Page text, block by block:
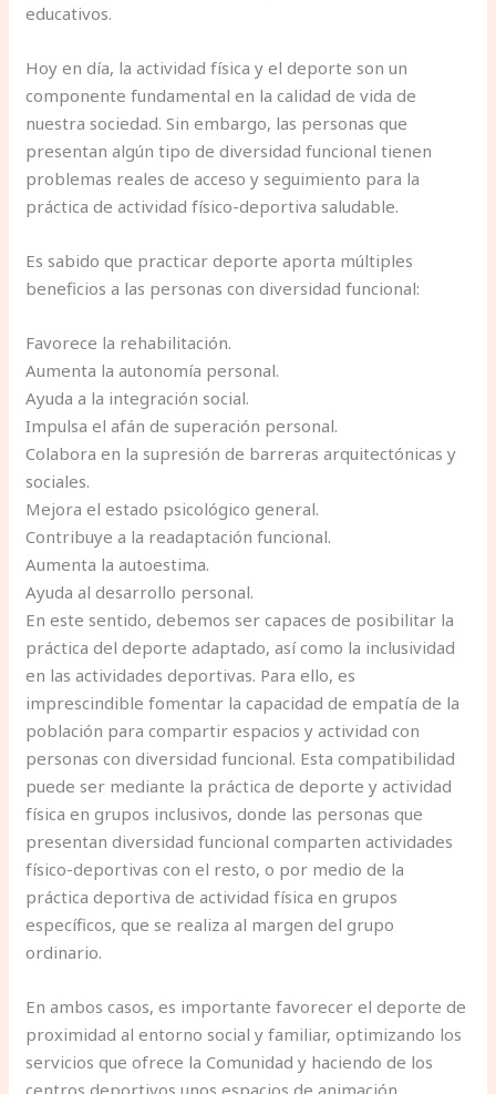
educativos.
Hoy en día, la actividad física y el deporte son un
componente fundamental en la calidad de vida de
nuestra sociedad. Sin embargo, las personas que
presentan algún tipo de diversidad funcional tienen
problemas reales de acceso y seguimiento para la
práctica de actividad físico-deportiva saludable.
Es sabido que practicar deporte aporta múltiples
beneficios a las personas con diversidad funcional:
Favorece la rehabilitación.
Aumenta la autonomía personal.
Ayuda a la integración social.
Impulsa el afán de superación personal.
Colabora en la supresión de barreras arquitectónicas y
sociales.
Mejora el estado psicológico general.
Contribuye a la readaptación funcional.
Aumenta la autoestima.
Ayuda al desarrollo personal.
En este sentido, debemos ser capaces de posibilitar la
práctica del deporte adaptado, así como la inclusividad
en las actividades deportivas. Para ello, es
imprescindible fomentar la capacidad de empatía de la
población para compartir espacios y actividad con
personas con diversidad funcional. Esta compatibilidad
puede ser mediante la práctica de deporte y actividad
física en grupos inclusivos, donde las personas que
presentan diversidad funcional comparten actividades
físico-deportivas con el resto, o por medio de la
práctica deportiva de actividad física en grupos
específicos, que se realiza al margen del grupo
ordinario.
En ambos casos, es importante favorecer el deporte de
proximidad al entorno social y familiar, optimizando los
servicios que ofrece la Comunidad y haciendo de los
centros deportivos unos espacios de animación